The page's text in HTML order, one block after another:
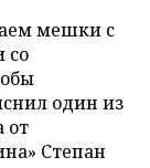
мешки с
со
один из
от
Степан